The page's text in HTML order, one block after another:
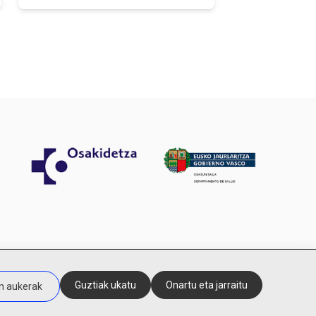
aukerak Guztiak ukatu Onartu eta jarraitu